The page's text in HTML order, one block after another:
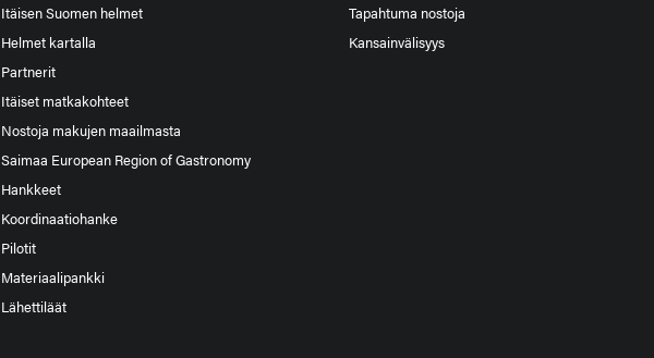
Itäisen Suomen helmet
Helmet kartalla
Partnerit
Itäiset matkakohteet
Nostoja makujen maailmasta
Saimaa European Region of Gastronomy
Hankkeet
Koordinaatiohanke
Pilotit
Materiaalipankki
Lähettiläät
Tapahtuma nostoja
Kansainvälisyys